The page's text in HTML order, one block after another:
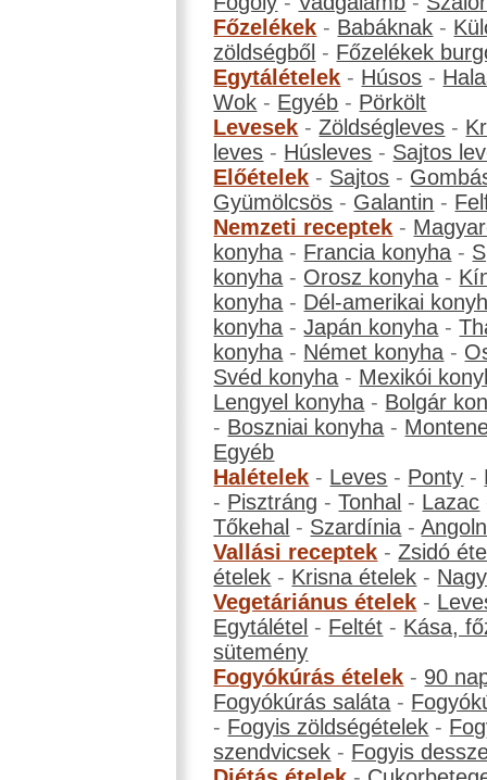
Főzelékek - Babáknak -
zöldségből - Főzelékek
Egytálételek - Húsos -
Wok - Egyéb - Pörkölt
Levesek -Zöldségleves -
leves - Húsleves - Sajtos
Előételek - Sajtos -
Gyümölcsös - Galantin -
Nemzeti receptek -
konyha - Francia konyha -
konyha - Orosz konyha -
konyha - Dél-amerikai
konyha -Japán konyha -
konyha - Német konyha -
Svéd konyha - Mexikói
Lengyel konyha - Bolgár
- Boszniai konyha -
Egyéb
Halételek - Leves - Ponty -
- Pisztráng -Tonhal - Lazac
Tőkehal - Szardínia -
Vallási receptek -Zsidó
ételek - Krisna ételek -
Vegetáriánus ételek -
Egytálétel - Feltét - Kása,
sütemény
Fogyókúrás ételek - 90
Fogyókúrás saláta -
- Fogyis zöldségételek -
szendvicsek - Fogyis